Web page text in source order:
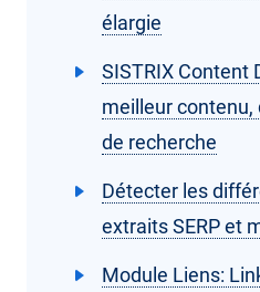
élargie
SISTRIX Content
meilleur
de recherche
Détecter les
extraits SERP et
Module Liens: